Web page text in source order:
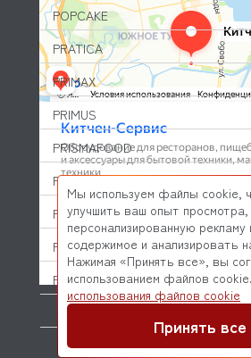
POPCAKE
PRATICA
PRIMAX
PRIMUS
PRISMAFOOD
PROBAR
PRODIGY
PROFESSIONAL SPARES
PROHOTEL
PROXIMA (DR COFFEE)
QUALITY ESPRESSO (FUTURMAT)
© 2026 Kitchen-Service.com Интернет-
и оборудования профессиональной
Мы используем файлы cookie,
улучшить ваш опыт
персонализированную рекламу
содержимое и анализировать
Нажимая «Принять все», вы
использованием файлов cookie.
использования файлов cookie
Принять все